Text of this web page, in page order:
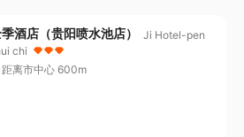
酒店（贵阳喷水池店）
Ji Hotel-pen
chi
距离市中心 600m